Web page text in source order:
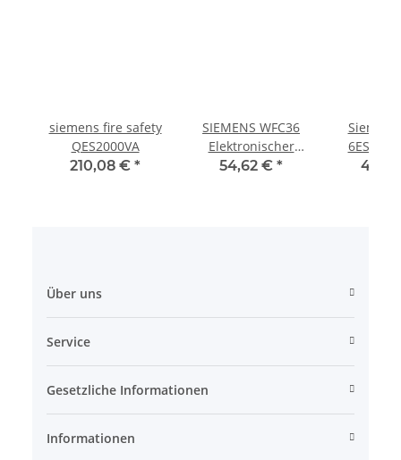
siemens fire safety
QES2000VA
210,08 € *
SIEMENS WFC36
Elektronischer
Wasserzähler
54,62 € *
6ES7
0AB0 6ES7313-
Über uns
Service
Gesetzliche Informationen
Informationen